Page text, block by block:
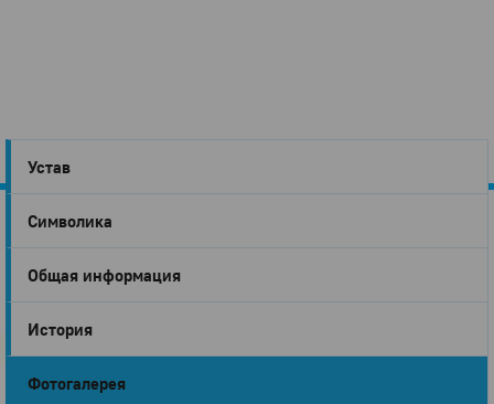
Город
Глазов
Устав
Символика
Общая информация
История
Фотогалерея